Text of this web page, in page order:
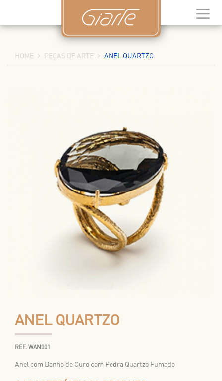
HOME PEÇAS DE ARTE ANEL QUARTZO
ANEL QUARTZO
REF. WAN001
Anel com Banho de Ouro com Pedra Quartzo Fumado